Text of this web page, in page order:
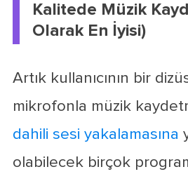
Kalitede Müzik
Olarak En İyisi)
Artık kullanıcının bir
mikrofonla müzik
dahili sesi yakalamasına
olabilecek birçok